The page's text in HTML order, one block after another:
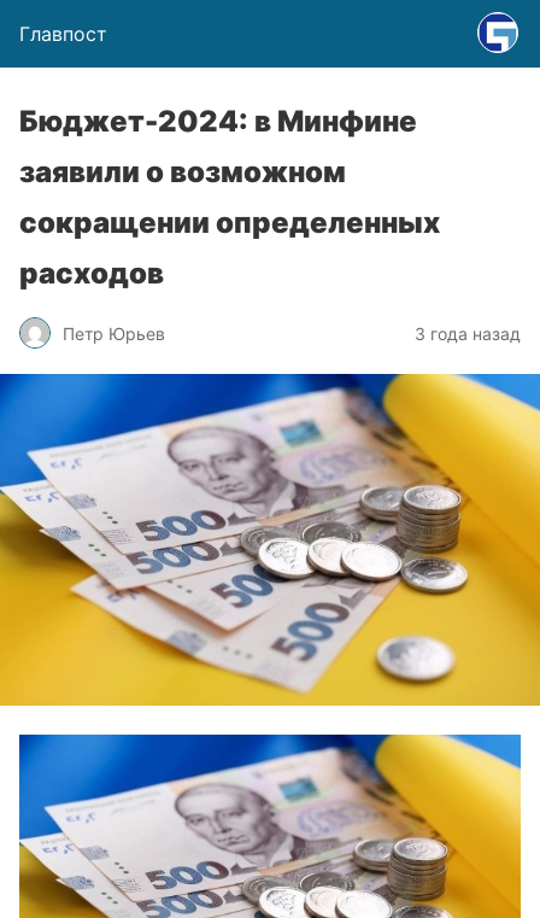
Главпост
Бюджет-2024: в Минфине
заявили о возможном
сокращении определенных
расходов
Петр Юрьев 3 года назад